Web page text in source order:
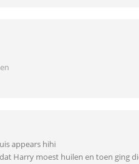
appears hihi
Harry moest huilen en toen ging die